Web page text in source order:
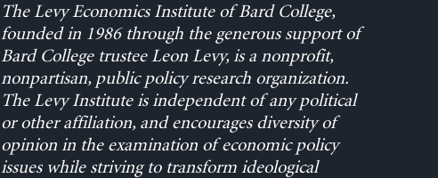
The Levy Economics Institute of Bard College,
founded in 1986 through the generous support of
Bard College trustee Leon Levy, is a nonprofit,
nonpartisan, public policy research organization.
The Levy Institute is independent of any political
or other affiliation, and encourages diversity of
opinion in the examination of economic policy
issues while striving to transform ideological